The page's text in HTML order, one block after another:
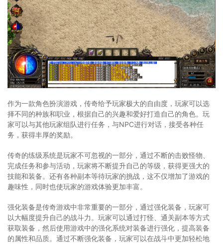
作为一款角色扮演游戏，传奇给予玩家极大的自由度，玩家可以选
择不同的种族和职业，根据自己的兴趣和爱好打造自己的角色。玩
家可以与其他玩家组队进行任务，与NPC进行对话，接受各种任
务，获得丰厚的奖励。
传奇的练级系统是玩家不可忽视的一部分，通过不断的击败怪物、
完成任务和参与活动，玩家将不断提升自己的等级，获得更强大的
技能和装备。还有各种副本等待玩家的挑战，这不仅增加了游戏的
趣味性，同时也使玩家的游戏体验更加丰富。
强化装备是传奇游戏中非常重要的一部分，通过强化装备，玩家可
以大幅度提升自己的战斗力。玩家可以通过打怪、通关副本等方式
获取装备，然后使用游戏中的强化系统对装备进行强化，提高装备
的属性和品质。通过不断强化装备，玩家可以在战斗中更加轻松地